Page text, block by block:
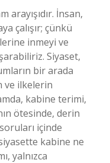
arayışıdır. İnsan,
çalışır; çünkü
inmeyi ve
Siyaset,
bir arada
ve ilkelerin
kabine terimi,
ötesinde, derin
içinde
kabine ne
yalnızca